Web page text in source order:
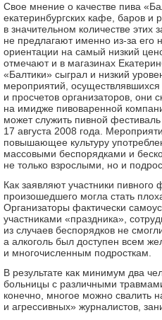
Свое мнение о качестве пива
екатеринбургских кафе, баров и
в значительном количестве этих
не предлагают именно из-за его
ориентации на самый низкий
отмечают и в магазинах
«Балтики» сыграл и низкий
мероприятий,
и просчетов организаторов, они
на имидже пивоваренной
может служить пивной
17 августа 2008 года.
повышающее культуру
массовыми беспорядками и
не только взрослыми, но и
Как заявляют участники
произошедшего могла стать
Организаторы фактически
участниками «праздника»,
из случаев беспорядков не
а алкоголь был доступен всем
и многочисленным подросткам.
В результате как минимум два
больницы с различными
конечно, многое можно свалить
и агрессивных» журналистов,